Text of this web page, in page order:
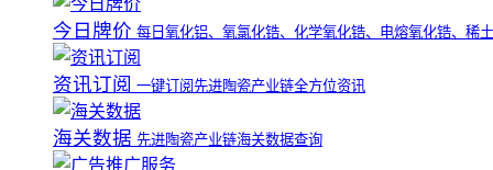
今日牌价 每日氧化铝、氧氯化锆、化学氧化锆、电熔氧化锆、稀
资讯订阅 一键订阅先进陶瓷产业链全方位资讯
海关数据 先进陶瓷产业链海关数据查询